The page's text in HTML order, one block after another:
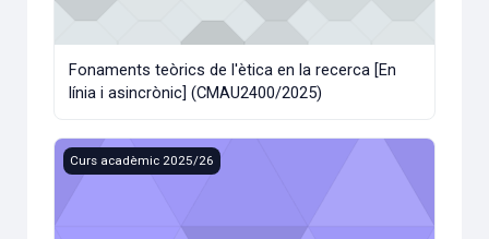
Fonaments teòrics de l'ètica en la recerca [En
línia i asincrònic] (CMAU2400/2025)
Aplicació de l'OTM-R a les universitats [En línia i
Curs acadèmic 2025/26